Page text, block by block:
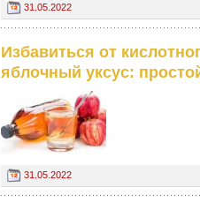
31.05.2022
Избавиться от
яблочный уксус:
31.05.2022